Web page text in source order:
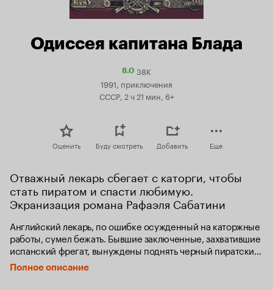
Одиссея капитана Блада
8.0Рейтинг
8.0
38K
1991, приключения
СССР, 2 ч 21 мин, 6+
Оценить Буду смотреть Добавить Еще
Отважный лекарь сбегает с каторги, чтобы
стать пиратом и спасти любимую.
Экранизация романа Рафаэля Сабатини
Английский лекарь, по ошибке осужденный на каторжные
работы, сумел бежать. Бывшие заключенные, захватившие
испанский фрегат, вынуждены поднять черный пиратский
флаг. Они по-прежнему вне закона, и на них объявлена
настоящая охота…
Полное описание